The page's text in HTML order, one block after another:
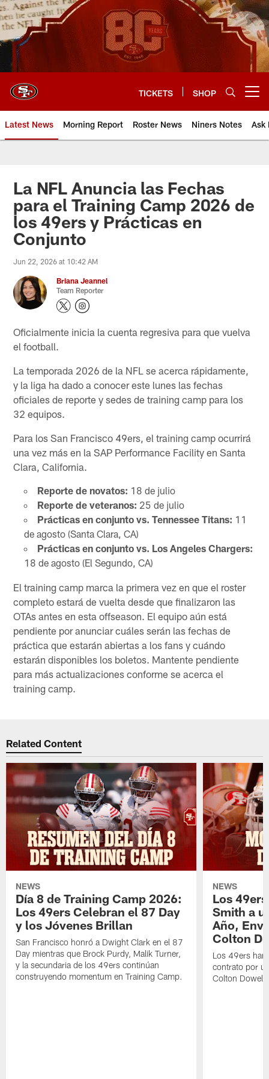
Skip
to
main
content
TICKETS SHOP
Latest News Morning Report Roster News Niners Notes Ask
La NFL Anuncia las Fechas
para el Training Camp 2026 de
los 49ers y Prácticas en
Conjunto
Jun 22, 2026 at 10:42 AM
Briana Jeannel
Team Reporter
Oficialmente inicia la cuenta regresiva para que vuelva
el football.
La temporada 2026 de la NFL se acerca rápidamente,
y la liga ha dado a conocer este lunes las fechas
oficiales de reporte y sedes de training camp para los
32 equipos.
Para los San Francisco 49ers, el training camp ocurrirá
una vez más en la SAP Performance Facility en Santa
Clara, California.
Reporte de novatos: 18 de julio
Reporte de veteranos: 25 de julio
Prácticas en conjunto vs. Tennessee Titans: 11
de agosto (Santa Clara, CA)
Prácticas en conjunto vs. Los Angeles Chargers:
18 de agosto (El Segundo, CA)
El training camp marca la primera vez en que el roster
completo estará de vuelta desde que finalizaron las
OTAs antes en esta offseason. El equipo aún está
pendiente por anunciar cuáles serán las fechas de
práctica que estarán abiertas a los fans y cuándo
estarán disponibles los boletos. Mantente pendiente
para más actualizaciones conforme se acerca el
training camp.
Related Content
NEWS
Día 8 de Training Camp 2026:
Los 49ers Celebran el 87 Day
y los Jóvenes Brillan
San Francisco honró a Dwight Clark en el 87
Day mientras que Brock Purdy, Malik Turner,
y la secundaria de los 49ers continúan
construyendo momentum en Training Camp.
NEWS
Los
Smith a
Año,
Colton
Los 49ers
contrato por
Colton Dowell.